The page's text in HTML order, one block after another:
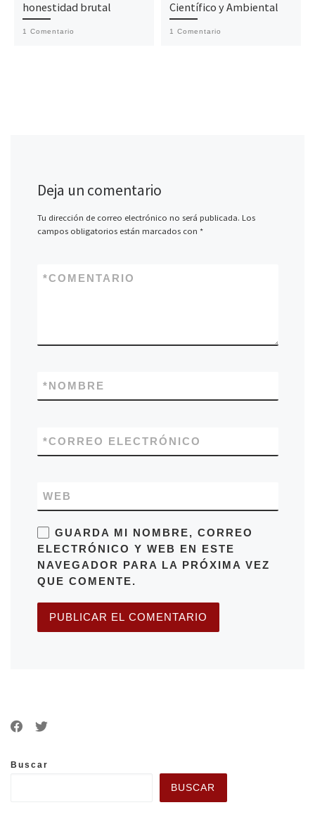
honestidad brutal
1 Comentario
Científico y Ambiental
1 Comentario
Deja un comentario
Tu dirección de correo electrónico no será publicada. Los
campos obligatorios están marcados con *
COMENTARIO
*
NOMBRE
*
CORREO ELECTRÓNICO
*
WEB
GUARDA MI NOMBRE, CORREO
ELECTRÓNICO Y WEB EN ESTE
NAVEGADOR PARA LA PRÓXIMA VEZ
QUE COMENTE.
Buscar
BUSCAR